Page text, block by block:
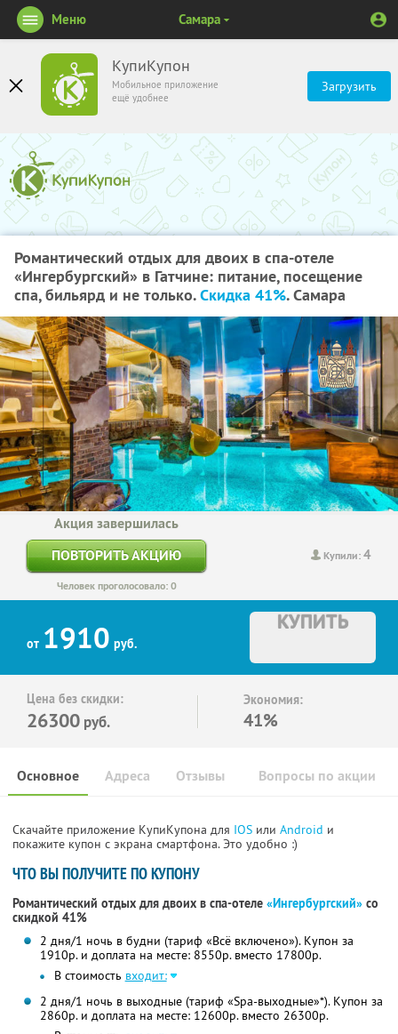
КупиКупон
Мобильное приложение
ещё удобнее
Загрузить
Меню Самара
Романтический отдых для двоих в спа-отеле
«Ингербургский» в Гатчине: питание, посещение
спа, бильярд и не только.Скидка 41%. Самара
Купили:4
Акция завершилась
ПОВТОРИТЬ АКЦИЮ
Человек проголосовало: 0
от 1910 руб.
КУПИТЬ
Цена без скидки:
26300 руб.
Экономия:
41%
Основное Отзывы Вопросы по акции
Адреса
Скачайте приложение КупиКупона для IOS или Android и
покажите купон с экрана смартфона. Это удобно :)
ЧТО ВЫ ПОЛУЧИТЕ ПО КУПОНУ
Романтический отдых для двоих в спа-отеле «Ингербургский» со
скидкой 41%
2 дня/1 ночь в будни (тариф «Всё включено»). Купон за
1910р. и доплата на месте: 8550р. вместо 17800р.
В стоимость входит:
2 дня/1 ночь в выходные (тариф «Spa-выходные»*). Купон за
2860р. и доплата на месте: 12600р. вместо 26300р.